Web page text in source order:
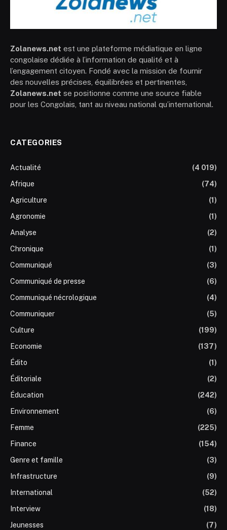
Zolanews.net est une plateforme médiatique en ligne
congolaise dédiée à l’information de qualité et à
l’engagement citoyen. Fondé avec la mission de fournir
des nouvelles précises, équilibrées et pertinentes,
Zolanews.net se positionne comme une source fiable
pour les Congolais, tant au niveau national qu’international.
CATEGORIES
Actualité
(4 019)
Afrique
(74)
Agriculture
(1)
Agronomie
(1)
Analyse
(2)
Chronique
(1)
Communiqué
(3)
Communiqué de presse
(6)
Communiqué nécrologique
(4)
Communiquer
(5)
Culture
(199)
Economie
(137)
Édito
(1)
Éditoriale
(2)
Éducation
(242)
Environnement
(6)
Femme
(225)
Finance
(154)
Genre et famille
(3)
Infrastructure
(9)
International
(52)
Interview
(18)
Jeunesses
(7)